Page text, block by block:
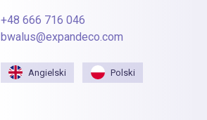
+48 666 716 046
bwalus@expandeco.com
Angielski Polski